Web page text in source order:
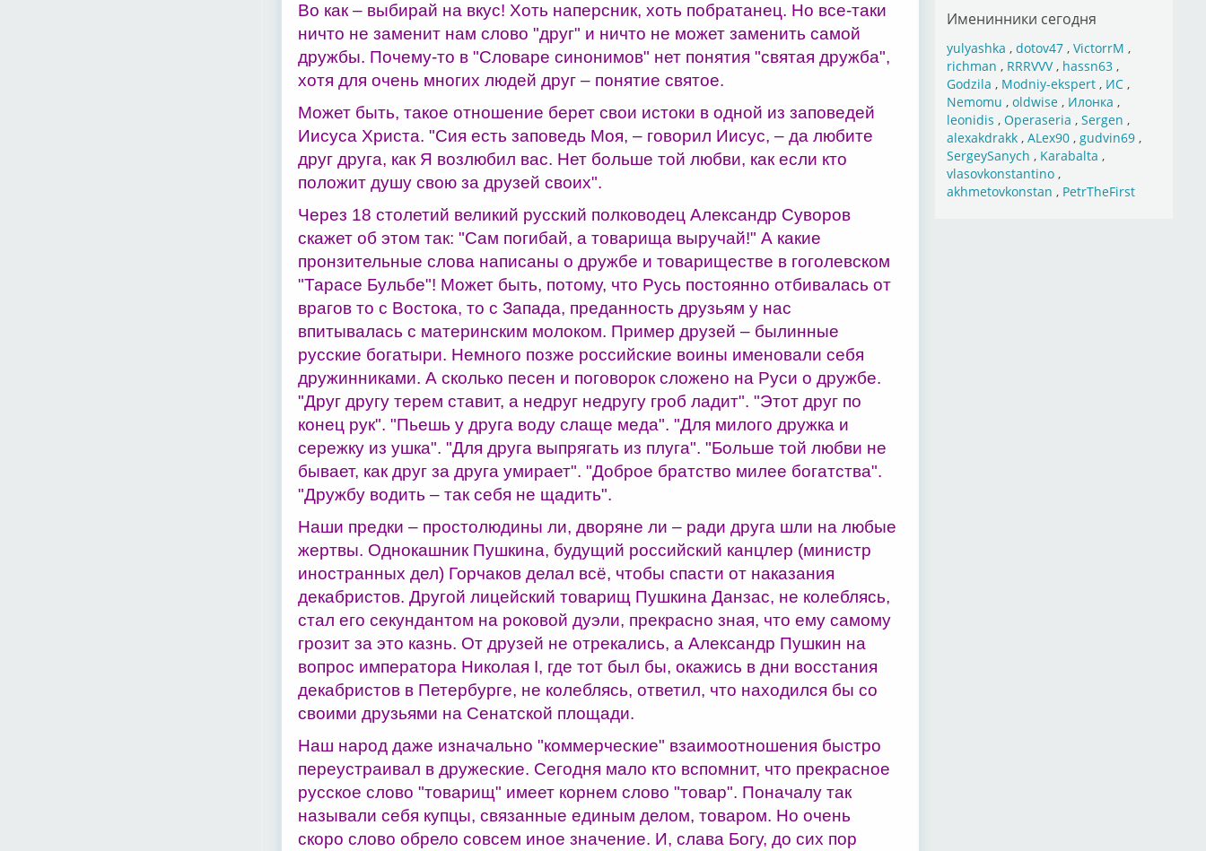
Во как – выбирай на вкус! Хоть наперсник, хоть побратанец. Но все-таки
ничто не заменит нам слово "друг" и ничто не может заменить самой
дружбы. Почему-то в "Словаре синонимов" нет понятия "святая дружба",
хотя для очень многих людей друг – понятие святое.
Может быть, такое отношение берет свои истоки в одной из заповедей
Иисуса Христа. "Сия есть заповедь Моя, – говорил Иисус, – да любите
друг друга, как Я возлюбил вас. Нет больше той любви, как если кто
положит душу свою за друзей своих".
Через 18 столетий великий русский полководец Александр Суворов
скажет об этом так: "Сам погибай, а товарища выручай!" А какие
пронзительные слова написаны о дружбе и товариществе в гоголевском
"Тарасе Бульбе"! Может быть, потому, что Русь постоянно отбивалась от
врагов то с Востока, то с Запада, преданность друзьям у нас
впитывалась с материнским молоком. Пример друзей – былинные
русские богатыри. Немного позже российские воины именовали себя
дружинниками. А сколько песен и поговорок сложено на Руси о дружбе.
"Друг другу терем ставит, а недруг недругу гроб ладит". "Этот друг по
конец рук". "Пьешь у друга воду слаще меда". "Для милого дружка и
сережку из ушка". "Для друга выпрягать из плуга". "Больше той любви не
бывает, как друг за друга умирает". "Доброе братство милее богатства".
"Дружбу водить – так себя не щадить".
Наши предки – простолюдины ли, дворяне ли – ради друга шли на любые
жертвы. Однокашник Пушкина, будущий российский канцлер (министр
иностранных дел) Горчаков делал всё, чтобы спасти от наказания
декабристов. Другой лицейский товарищ Пушкина Данзас, не колеблясь,
стал его секундантом на роковой дуэли, прекрасно зная, что ему самому
грозит за это казнь. От друзей не отрекались, а Александр Пушкин на
вопрос императора Николая I, где тот был бы, окажись в дни восстания
декабристов в Петербурге, не колеблясь, ответил, что находился бы со
своими друзьями на Сенатской площади.
Наш народ даже изначально "коммерческие" взаимоотношения быстро
переустраивал в дружеские. Сегодня мало кто вспомнит, что прекрасное
русское слово "товарищ" имеет корнем слово "товар". Поначалу так
называли себя купцы, связанные единым делом, товаром. Но очень
скоро слово обрело совсем иное значение. И, слава Богу, до сих пор
Именинники сегодня
yulyashka , dotov47, VictorrM ,
richman , RRRVVV, hassn63,
Godzila , Modniy-ekspert, ИС,
Nemomu , oldwise, Илонка ,
leonidis , Operaseria , Sergen ,
alexakdrakk, ALex90, gudvin69,
SergeySanych , Karabalta ,
vlasovkonstantino,
akhmetovkonstan , PetrTheFirst